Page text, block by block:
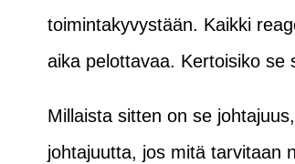
toimintakyvystään. Kaikki
aika pelottavaa. Kertoisiko se
Millaista sitten on se
johtajuutta, jos mitä tarvitaan